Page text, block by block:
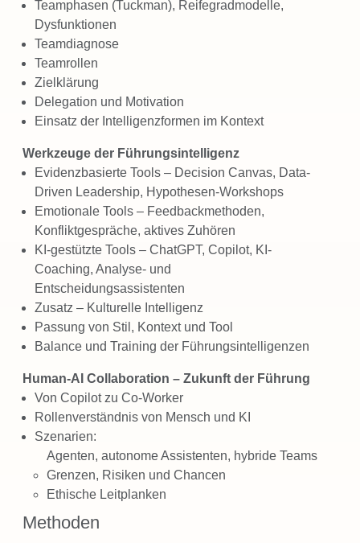
Teamphasen (Tuckman), Reifegradmodelle,
Dysfunktionen
Teamdiagnose
Teamrollen
Zielklärung
Delegation und Motivation
Einsatz der Intelligenzformen im Kontext
Werkzeuge der Führungsintelligenz
Evidenzbasierte Tools – Decision Canvas, Data-
Driven Leadership, Hypothesen-Workshops
Emotionale Tools – Feedbackmethoden,
Konfliktgespräche, aktives Zuhören
KI-gestützte Tools – ChatGPT, Copilot, KI-
Coaching, Analyse- und
Entscheidungsassistenten
Zusatz – Kulturelle Intelligenz
Passung von Stil, Kontext und Tool
Balance und Training der Führungsintelligenzen
Human-AI Collaboration – Zukunft der Führung
Von Copilot zu Co-Worker
Rollenverständnis von Mensch und KI
Szenarien:
Agenten, autonome Assistenten, hybride Teams
Grenzen, Risiken und Chancen
Ethische Leitplanken
Methoden